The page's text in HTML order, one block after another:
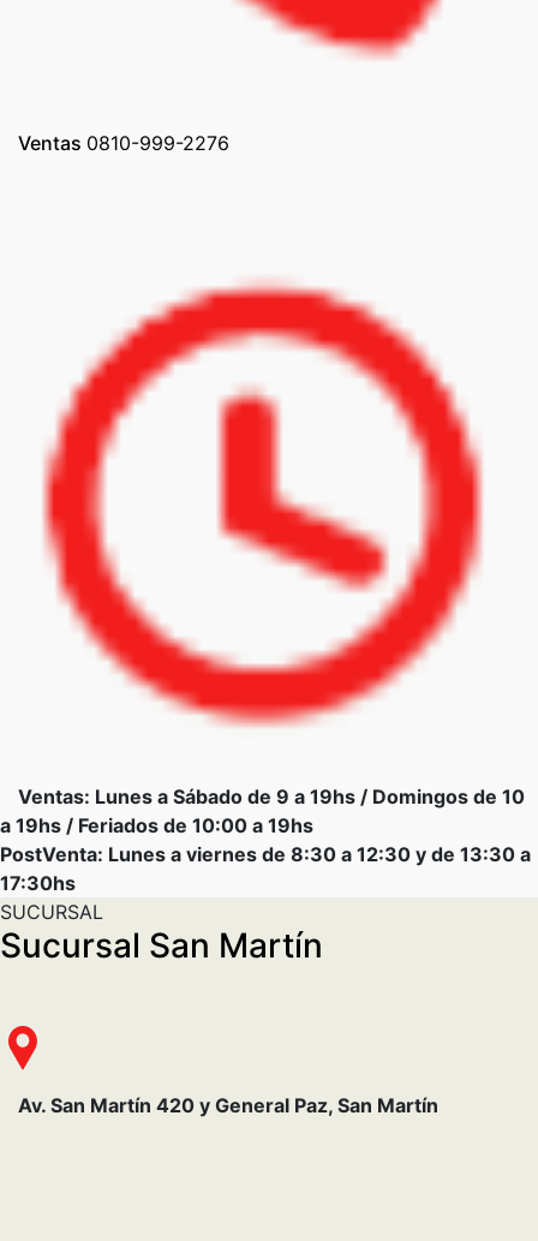
Ventas 0810-999-2276
Ventas: Lunes a Sábado de 9 a 19hs / Domingos de 10
a 19hs / Feriados de 10:00 a 19hs
PostVenta: Lunes a viernes de 8:30 a 12:30 y de 13:30 a
17:30hs
SUCURSAL
Sucursal San Martín
Av. San Martín 420 y General Paz, San Martín